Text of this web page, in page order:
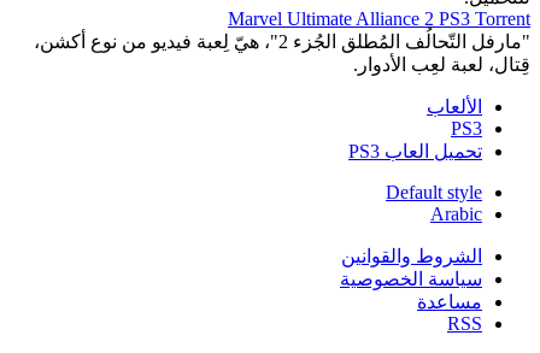
Marvel Ultimate Alliance 2 PS3 Torrent
"مارفل التّحالُف المُطلق الجُزء 2"، هيّ لِعبة فيديو من نوع أكشن،
قِتال، لعبة لعِب الأدوار.
الألعاب
PS3
تحميل العاب PS3
Default style
Arabic
الشروط والقوانين
سياسة الخصوصية
مساعدة
RSS